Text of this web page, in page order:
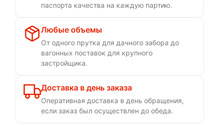
паспорта качества на каждую партию.
Любые объемы
От одного прутка для дачного забора до
вагонных поставок для крупного
застройщика.
Доставка в день заказа
Оперативная доставка в день обращения,
если заказ был осуществлен до обеда.